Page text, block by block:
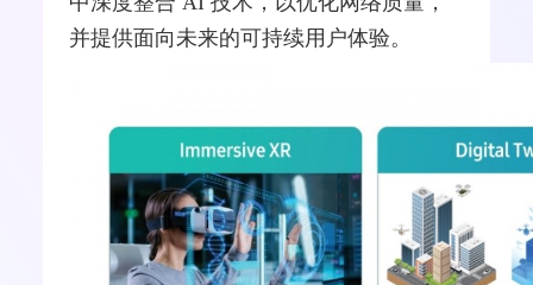
并提供面向未来的可持续用户体验。